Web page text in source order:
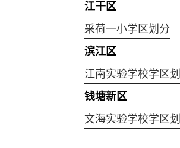
江干区
采荷一小学区划分
滨江区
江南实验学校学区
钱塘新区
文海实验学校学区